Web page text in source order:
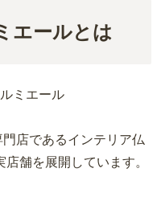
エールとは
店であるインテリア仏
舗を展開しています。